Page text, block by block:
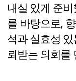
내실 있게 준
를 바탕으로,
석과 실효성
뢰받는 의회를